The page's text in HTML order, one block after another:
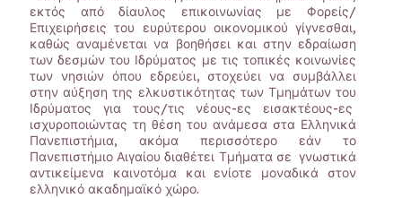
εκτός από δίαυλος επικοινωνίας με Φορείς/
Επιχειρήσεις του ευρύτερου οικονομικού γίγνεσθαι,
καθώς αναμένεται να βοηθήσει και στην εδραίωση
των δεσμών του Ιδρύματος με τις τοπικές κοινωνίες
των νησιών όπου εδρεύει, στοχεύει να συμβάλλει
στην αύξηση της ελκυστικότητας των Τμημάτων του
Ιδρύματος για τους/τις νέους-ες εισακτέους-ες
ισχυροποιώντας τη θέση του ανάμεσα στα Ελληνικά
Πανεπιστήμια, ακόμα περισσότερο εάν το
Πανεπιστήμιο Αιγαίου διαθέτει Τμήματα σε γνωστικά
αντικείμενα καινοτόμα και ενίοτε μοναδικά στον
ελληνικό ακαδημαϊκό χώρο.